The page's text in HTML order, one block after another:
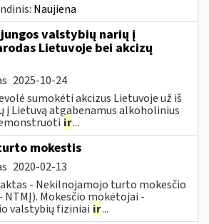
Naujiena
valstybių narių į
Lietuvoje bei akcizų
2025-10-24
sumokėti akcizus Lietuvoje už iš
į Lietuvą atgabenamus alkoholinius
ir...
mokestis
2020-02-13
- Nekilnojamojo turto mokesčio
Mokesčio mokėtojai -
valstybių fiziniai ir...